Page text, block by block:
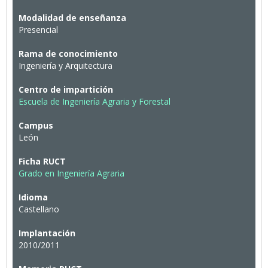
Modalidad de enseñanza
Presencial
Rama de conocimiento
Ingeniería y Arquitectura
Centro de impartición
Escuela de Ingeniería Agraria y Forestal
Campus
León
Ficha RUCT
Grado en Ingeniería Agraria
Idioma
Castellano
Implantación
2010/2011